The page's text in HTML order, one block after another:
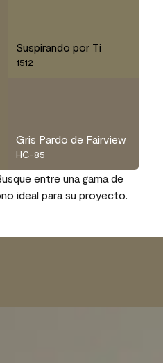
Suspirando por Ti
1512
Gris Pardo de Fairview
HC-85
entre una gama de
ideal para su proyecto.